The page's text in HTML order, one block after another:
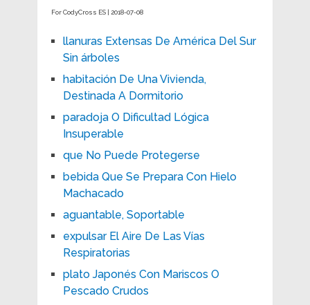
For CodyCross ES | 2018-07-08
llanuras Extensas De América Del Sur
Sin árboles
habitación De Una Vivienda,
Destinada A Dormitorio
paradoja O Dificultad Lógica
Insuperable
que No Puede Protegerse
bebida Que Se Prepara Con Hielo
Machacado
aguantable, Soportable
expulsar El Aire De Las Vías
Respiratorias
plato Japonés Con Mariscos O
Pescado Crudos